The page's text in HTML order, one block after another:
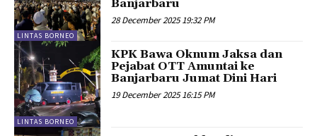
LINTAS BORNEO
Banjarbaru
28 December 2025 19:32 PM
LINTAS BORNEO
KPK Bawa Oknum Jaksa dan
Pejabat OTT Amuntai ke
Banjarbaru Jumat Dini Hari
19 December 2025 16:15 PM